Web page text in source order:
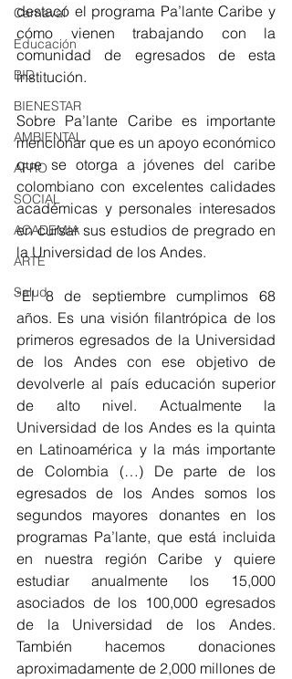
Carnaval
Educación
BID
BIENESTAR
AMBIENTAL
AFRO
SOCIAL
ACADEMIA
ARTE
Salud
destacó el programa Pa’lante Caribe y
cómo vienen trabajando con la
comunidad de egresados de esta
institución.
Sobre Pa’lante Caribe es importante
mencionar que es un apoyo económico
que se otorga a jóvenes del caribe
colombiano con excelentes calidades
académicas y personales interesados
en cursar sus estudios de pregrado en
la Universidad de los Andes.
“El 8 de septiembre cumplimos 68
años. Es una visión filantrópica de los
primeros egresados de la Universidad
de los Andes con ese objetivo de
devolverle al país educación superior
de alto nivel. Actualmente la
Universidad de los Andes es la quinta
en Latinoamérica y la más importante
de Colombia (…) De parte de los
egresados de los Andes somos los
segundos mayores donantes en los
programas Pa’lante, que está incluida
en nuestra región Caribe y quiere
estudiar anualmente los 15,000
asociados de los 100,000 egresados
de la Universidad de los Andes.
También hacemos donaciones
aproximadamente de 2,000 millones de